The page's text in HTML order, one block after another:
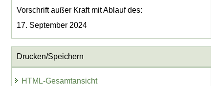
Vorschrift außer Kraft mit Ablauf des:
17. September 2024
Drucken/Speichern
HTML-Gesamtansicht